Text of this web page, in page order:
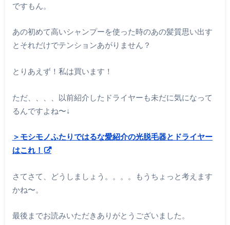
ですもん。
あの初めて高いシャンプーを使った時のあの髪質思い出す
とそれだけでテンションあがりません？
とりあえず！私は買います！
ただ、、、、以前紹介したドライヤーも未だに気になって
るんですよね〜↓
＞モシモノふたりではるな愛紹介の光脱毛器とドライヤー
はこれ！
さてさて、どうしましょう。。。。もうちょっと考えます
かね〜。
最後までお読みいただきありがとうございました。